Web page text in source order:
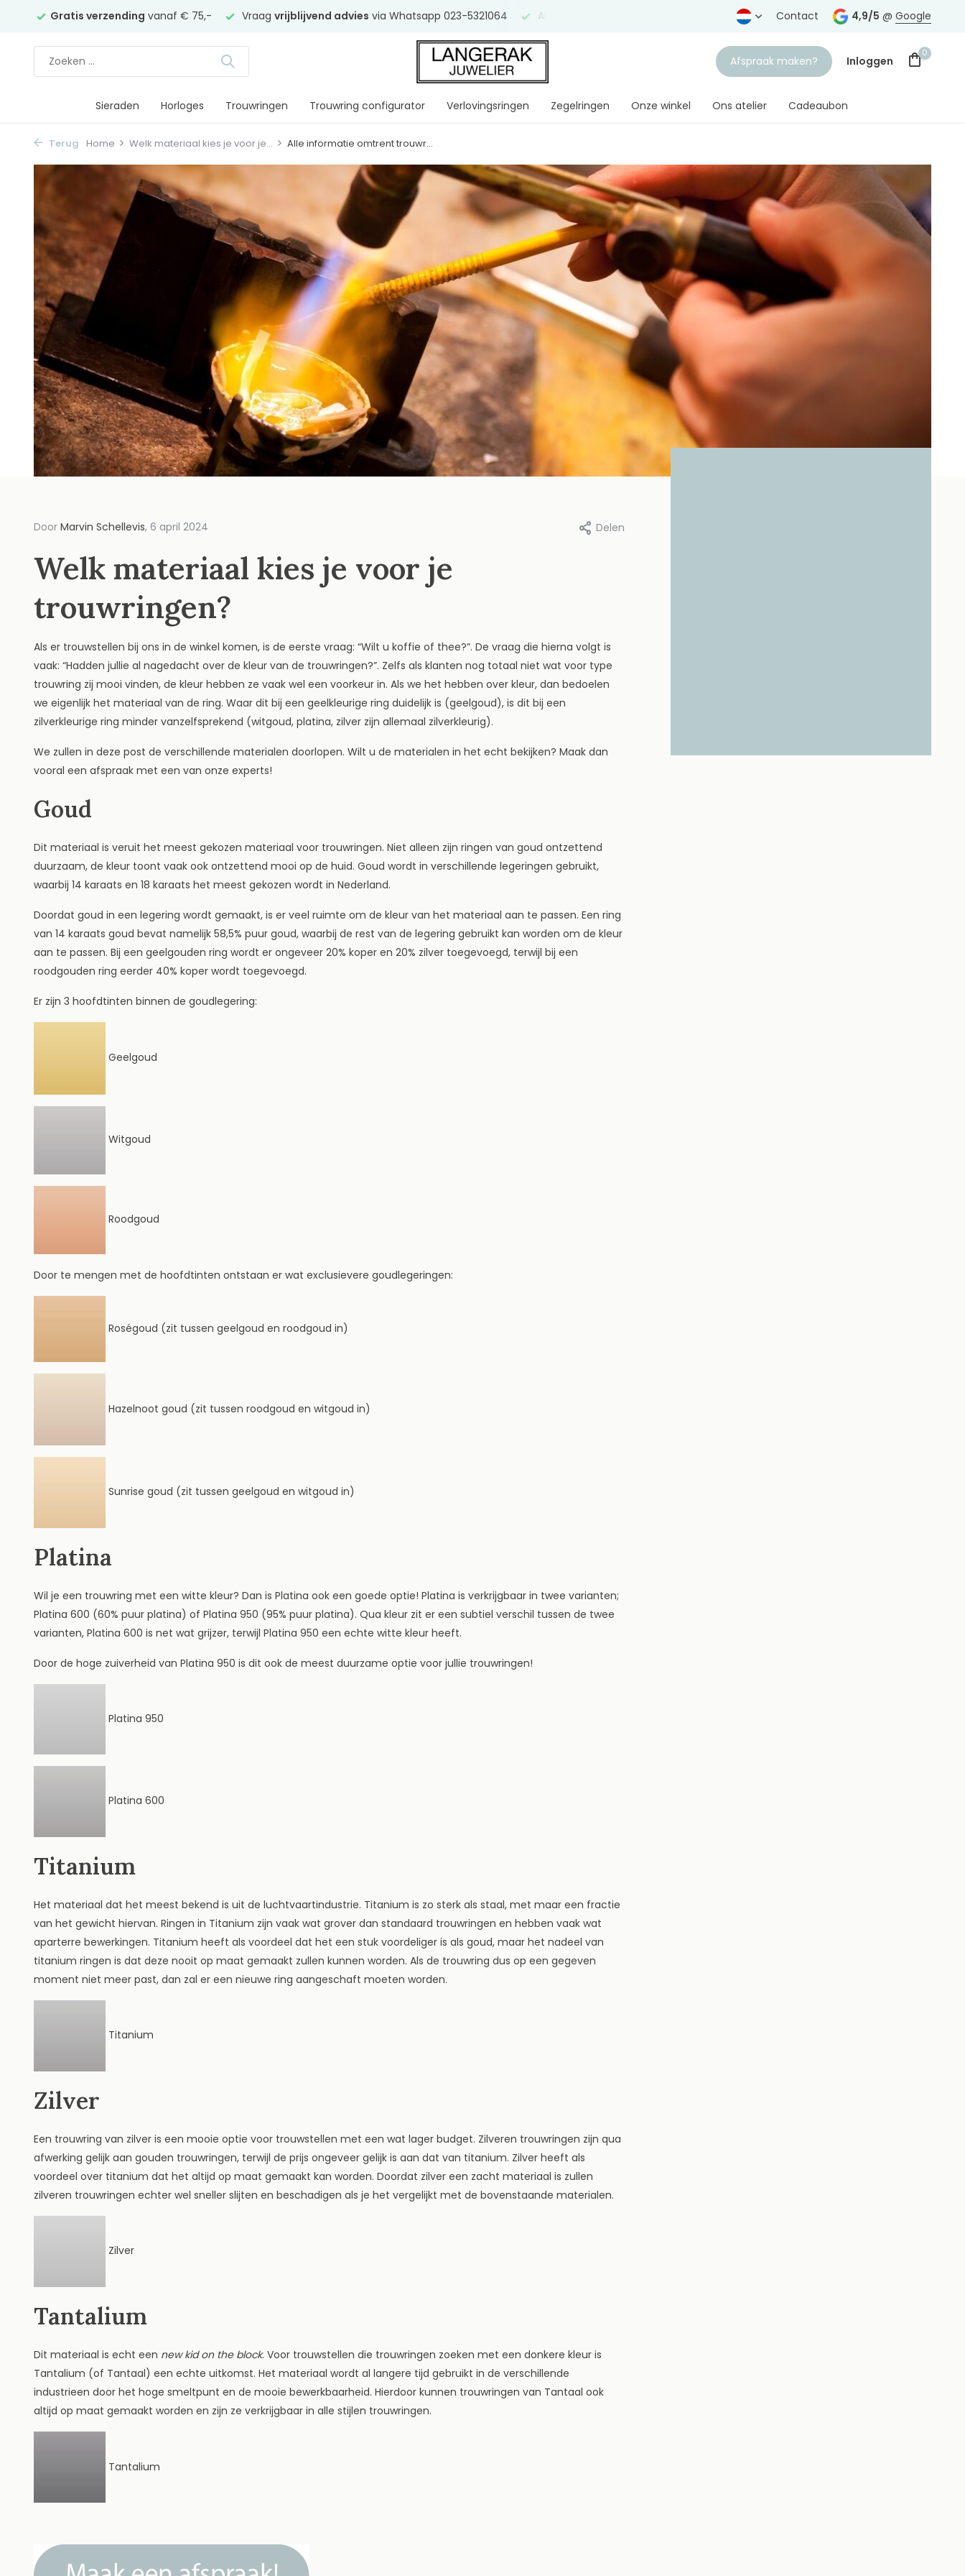
Gratis verzending vanaf € 75,- Vraag vrijblijvend advies via Whatsapp 023-5321064 Al Gratis verzending vanaf € 75,-
Contact 4,9/5 @ Google
Afspraak maken? Inloggen
Account aanmaken
0
Sieraden Horloges Trouwringen Trouwring configurator Verlovingsringen Zegelringen Onze winkel Ons atelier Cadeaubon
Terug Home Welk materiaal kies je voor je... Alle informatie omtrent trouwr...
Door Marvin Schellevis, 6 april 2024 Delen
Welk materiaal kies je voor je
trouwringen?
Als er trouwstellen bij ons in de winkel komen, is de eerste vraag: “Wilt u koffie of thee?”. De vraag die hierna volgt is
vaak: “Hadden jullie al nagedacht over de kleur van de trouwringen?”. Zelfs als klanten nog totaal niet wat voor type
trouwring zij mooi vinden, de kleur hebben ze vaak wel een voorkeur in. Als we het hebben over kleur, dan bedoelen
we eigenlijk het materiaal van de ring. Waar dit bij een geelkleurige ring duidelijk is (geelgoud), is dit bij een
zilverkleurige ring minder vanzelfsprekend (witgoud, platina, zilver zijn allemaal zilverkleurig).
We zullen in deze post de verschillende materialen doorlopen. Wilt u de materialen in het echt bekijken? Maak dan
vooral een afspraak met een van onze experts!
Goud
Dit materiaal is veruit het meest gekozen materiaal voor trouwringen. Niet alleen zijn ringen van goud ontzettend
duurzaam, de kleur toont vaak ook ontzettend mooi op de huid. Goud wordt in verschillende legeringen gebruikt,
waarbij 14 karaats en 18 karaats het meest gekozen wordt in Nederland.
Doordat goud in een legering wordt gemaakt, is er veel ruimte om de kleur van het materiaal aan te passen. Een ring
van 14 karaats goud bevat namelijk 58,5% puur goud, waarbij de rest van de legering gebruikt kan worden om de kleur
aan te passen. Bij een geelgouden ring wordt er ongeveer 20% koper en 20% zilver toegevoegd, terwijl bij een
roodgouden ring eerder 40% koper wordt toegevoegd.
Er zijn 3 hoofdtinten binnen de goudlegering:
Geelgoud
Witgoud
Roodgoud
Door te mengen met de hoofdtinten ontstaan er wat exclusievere goudlegeringen:
Roségoud (zit tussen geelgoud en roodgoud in)
Hazelnoot goud (zit tussen roodgoud en witgoud in)
Sunrise goud (zit tussen geelgoud en witgoud in)
Platina
Wil je een trouwring met een witte kleur? Dan is Platina ook een goede optie! Platina is verkrijgbaar in twee varianten;
Platina 600 (60% puur platina) of Platina 950 (95% puur platina). Qua kleur zit er een subtiel verschil tussen de twee
varianten, Platina 600 is net wat grijzer, terwijl Platina 950 een echte witte kleur heeft.
Door de hoge zuiverheid van Platina 950 is dit ook de meest duurzame optie voor jullie trouwringen!
Platina 950
Platina 600
Titanium
Het materiaal dat het meest bekend is uit de luchtvaartindustrie. Titanium is zo sterk als staal, met maar een fractie
van het gewicht hiervan. Ringen in Titanium zijn vaak wat grover dan standaard trouwringen en hebben vaak wat
aparterre bewerkingen. Titanium heeft als voordeel dat het een stuk voordeliger is als goud, maar het nadeel van
titanium ringen is dat deze nooit op maat gemaakt zullen kunnen worden. Als de trouwring dus op een gegeven
moment niet meer past, dan zal er een nieuwe ring aangeschaft moeten worden.
Titanium
Zilver
Een trouwring van zilver is een mooie optie voor trouwstellen met een wat lager budget. Zilveren trouwringen zijn qua
afwerking gelijk aan gouden trouwringen, terwijl de prijs ongeveer gelijk is aan dat van titanium. Zilver heeft als
voordeel over titanium dat het altijd op maat gemaakt kan worden. Doordat zilver een zacht materiaal is zullen
zilveren trouwringen echter wel sneller slijten en beschadigen als je het vergelijkt met de bovenstaande materialen.
Zilver
Tantalium
Dit materiaal is echt een new kid on the block. Voor trouwstellen die trouwringen zoeken met een donkere kleur is
Tantalium (of Tantaal) een echte uitkomst. Het materiaal wordt al langere tijd gebruikt in de verschillende
industrieen door het hoge smeltpunt en de mooie bewerkbaarheid. Hierdoor kunnen trouwringen van Tantaal ook
altijd op maat gemaakt worden en zijn ze verkrijgbaar in alle stijlen trouwringen.
Tantalium